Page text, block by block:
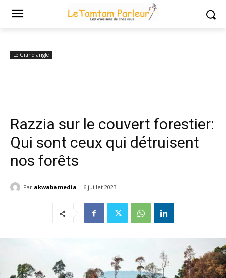
Accueil Le Grand angle
Razzia sur le couvert forestier: Qui sont ceux
Le Grand angle
Razzia sur le couvert forestier:
Qui sont ceux qui détruisent
nos forêts
Par akwabamedia 6 juillet 2023